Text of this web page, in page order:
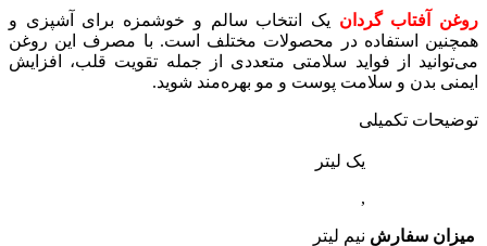
روغن آفتاب گردان یک انتخاب سالم و خوشمزه برای آشپزی و
همچنین استفاده در محصولات مختلف است. با مصرف این روغن
می‌توانید از فواید سلامتی متعددی از جمله تقویت قلب، افزایش
ایمنی بدن و سلامت پوست و مو بهره‌مند شوید.
توضیحات تکمیلی
میزان سفارش
یک لیتر
,
نیم لیتر